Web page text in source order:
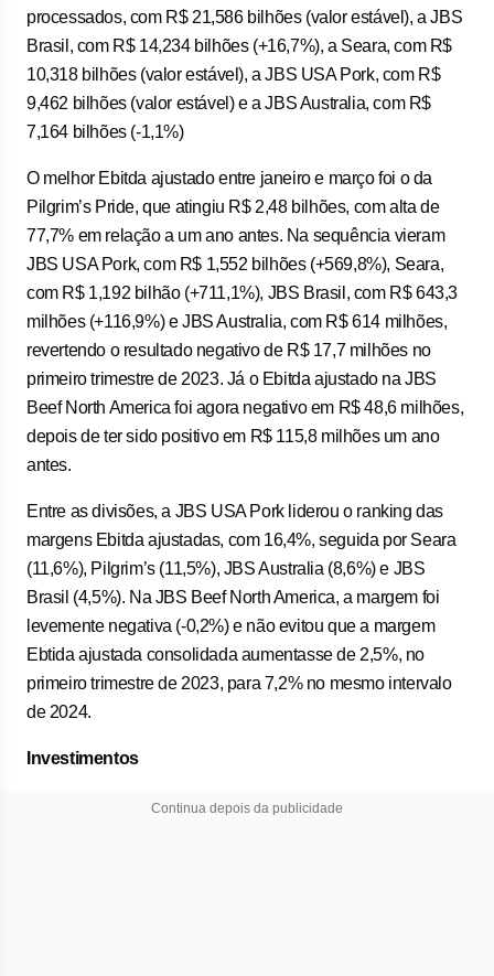
processados, com R$ 21,586 bilhões (valor estável), a JBS
Brasil, com R$ 14,234 bilhões (+16,7%), a Seara, com R$
10,318 bilhões (valor estável), a JBS USA Pork, com R$
9,462 bilhões (valor estável) e a JBS Australia, com R$
7,164 bilhões (-1,1%)
O melhor Ebitda ajustado entre janeiro e março foi o da
Pilgrim’s Pride, que atingiu R$ 2,48 bilhões, com alta de
77,7% em relação a um ano antes. Na sequência vieram
JBS USA Pork, com R$ 1,552 bilhões (+569,8%), Seara,
com R$ 1,192 bilhão (+711,1%), JBS Brasil, com R$ 643,3
milhões (+116,9%) e JBS Australia, com R$ 614 milhões,
revertendo o resultado negativo de R$ 17,7 milhões no
primeiro trimestre de 2023. Já o Ebitda ajustado na JBS
Beef North America foi agora negativo em R$ 48,6 milhões,
depois de ter sido positivo em R$ 115,8 milhões um ano
antes.
Entre as divisões, a JBS USA Pork liderou o ranking das
margens Ebitda ajustadas, com 16,4%, seguida por Seara
(11,6%), Pilgrim’s (11,5%), JBS Australia (8,6%) e JBS
Brasil (4,5%). Na JBS Beef North America, a margem foi
levemente negativa (-0,2%) e não evitou que a margem
Ebtida ajustada consolidada aumentasse de 2,5%, no
primeiro trimestre de 2023, para 7,2% no mesmo intervalo
de 2024.
Investimentos
Continua depois da publicidade